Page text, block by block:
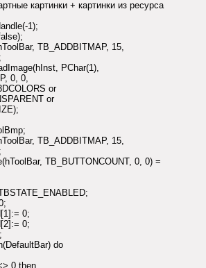
картинки + картинки из ресурса
1);
TB_ADDBITMAP, 15,
PChar(1),
0, 0,
or
or
TB_ADDBITMAP, 15,
TB_BUTTONCOUNT, 0, 0) =
0;
0;
do
0 then